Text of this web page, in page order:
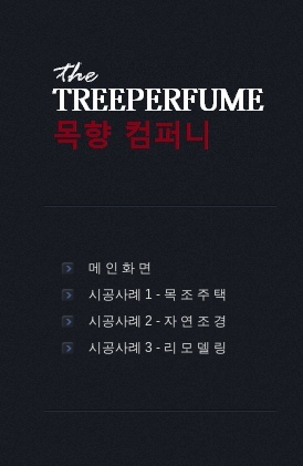
메 인 화 면
시공사례 1 - 목 조 주 택
시공사례 2 - 자 연 조 경
시공사례 3 - 리 모 델 링